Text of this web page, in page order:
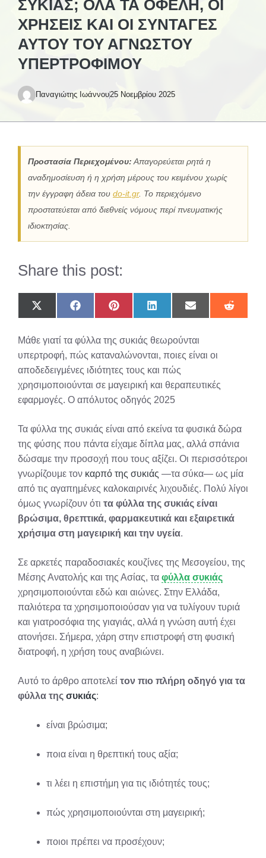
ΣΥΚΙΆΣ; ΌΛΑ ΤΑ ΟΦΈΛΗ, ΟΙ
ΧΡΉΣΕΙΣ ΚΑΙ ΟΙ ΣΥΝΤΑΓΈΣ
ΑΥΤΟΎ ΤΟΥ ΆΓΝΩΣΤΟΥ
ΥΠΕΡΤΡΟΦΊΜΟΥ
Παναγιώτης Ιωάννου25 Νοεμβρίου 2025
Προστασία Περιεχομένου: Απαγορεύεται ρητά η
αναδημοσίευση ή η χρήση μέρους του κειμένου χωρίς
την έγγραφη άδεια του do-it.gr. Το περιεχόμενο
προστατεύεται από διεθνείς νόμους περί πνευματικής
ιδιοκτησίας.
Share this post:
Share
on
(Twitter)
Share
on
Share
on
Share
on
Share
on
Share
on
Μάθε γιατί τα φύλλα της συκιάς θεωρούνται
υπερτροφή, πώς καταναλώνονται, ποιες είναι οι
αποδεδειγμένες ιδιότητες τους και πώς
χρησιμοποιούνται σε μαγειρική και θεραπευτικές
εφαρμογές. Ο απόλυτος οδηγός 2025
Τα φύλλα της συκιάς είναι από εκείνα τα φυσικά δώρα
της φύσης που πάντα είχαμε δίπλα μας, αλλά σπάνια
δώσαμε την προσοχή που τους αξίζει. Οι περισσότεροι
γνωρίζουμε τον καρπό της συκιάς ―τα σύκα― ως μία
από τις αγαπημένες καλοκαιρινές λιχουδιές. Πολύ λίγοι
όμως γνωρίζουν ότι τα φύλλα της συκιάς είναι
βρώσιμα, θρεπτικά, φαρμακευτικά και εξαιρετικά
χρήσιμα στη μαγειρική και την υγεία.
Σε αρκετές παραδοσιακές κουζίνες της Μεσογείου, της
Μέσης Ανατολής και της Ασίας, τα φύλλα συκιάς
χρησιμοποιούνται εδώ και αιώνες. Στην Ελλάδα,
παλιότερα τα χρησιμοποιούσαν για να τυλίγουν τυριά
και γιατροσόφια της γιαγιάς, αλλά η γνώση αυτή έχει
ατονήσει. Σήμερα, χάρη στην επιστροφή στη φυσική
διατροφή, η χρήση τους αναβιώνει.
Αυτό το άρθρο αποτελεί τον πιο πλήρη οδηγό για τα
φύλλα της συκιάς:
είναι βρώσιμα;
ποια είναι η θρεπτική τους αξία;
τι λέει η επιστήμη για τις ιδιότητές τους;
πώς χρησιμοποιούνται στη μαγειρική;
ποιοι πρέπει να προσέχουν;